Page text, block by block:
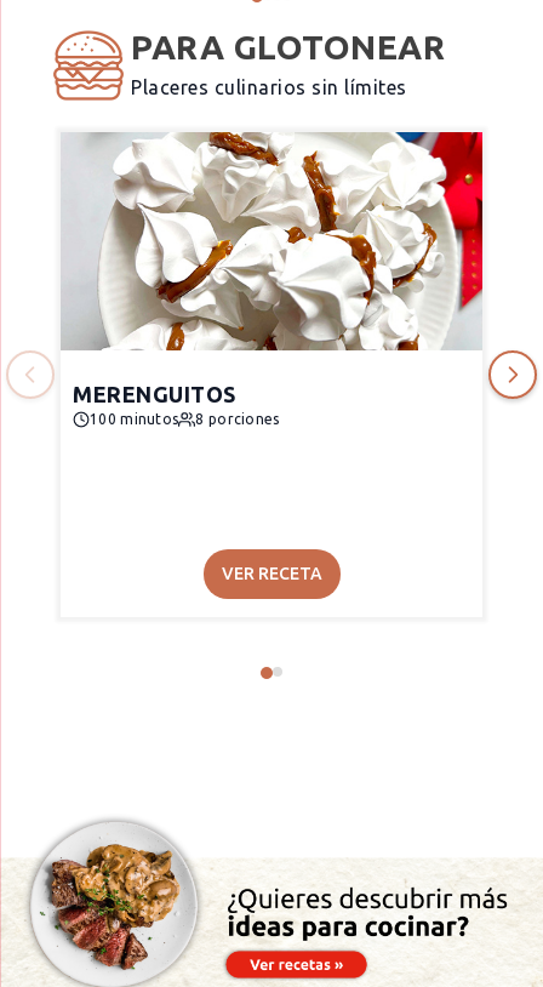
PARA GLOTONEAR
Placeres culinarios sin límites
MERENGUITOS
100 minutos 8 porciones
VER RECETA